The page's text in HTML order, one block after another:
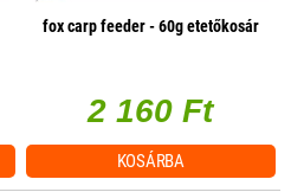
fox carp feeder - 60g etetőkosár
2 160 Ft
KOSÁRBA